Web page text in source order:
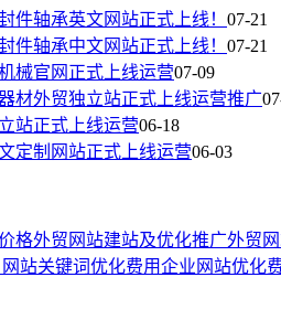
件轴承英文网站正式上线！ 07-21
件轴承中文网站正式上线！ 07-21
械官网正式上线运营07-09
材外贸独立站正式上线运营推广
站正式上线运营06-18
定制网站正式上线运营06-03
格外贸网站建站及优化推广外贸
网站关键词优化费用企业网站优化